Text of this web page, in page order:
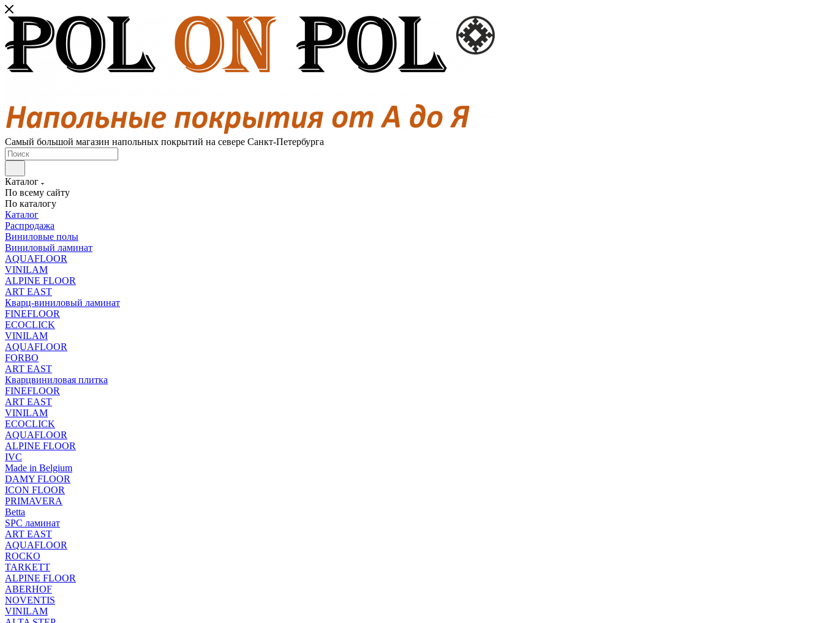
Самый большой магазин напольных покрытий на севере Санкт-Петербурга
Каталог
По всему сайту
По каталогу
Каталог
Распродажа
Виниловые полы
Виниловый ламинат
AQUAFLOOR
VINILAM
ALPINE FLOOR
ART EAST
Кварц-виниловый ламинат
FINEFLOOR
ECOCLICK
VINILAM
AQUAFLOOR
FORBO
ART EAST
Кварцвиниловая плитка
FINEFLOOR
ART EAST
VINILAM
ECOCLICK
AQUAFLOOR
ALPINE FLOOR
IVC
Made in Belgium
DAMY FLOOR
ICON FLOOR
PRIMAVERA
Betta
SPC ламинат
ART EAST
AQUAFLOOR
ROCKO
TARKETT
ALPINE FLOOR
ABERHOF
NOVENTIS
VINILAM